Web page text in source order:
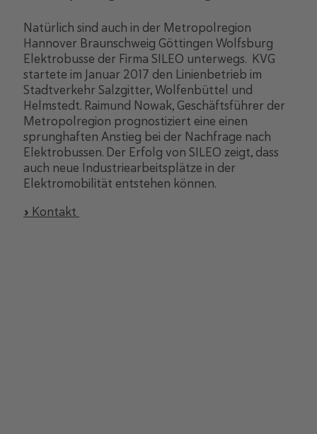
Natürlich sind auch in der Metropolregion
Hannover Braunschweig Göttingen Wolfsburg
Elektrobusse der Firma SILEO unterwegs. KVG
startete im Januar 2017 den Linienbetrieb im
Stadtverkehr Salzgitter, Wolfenbüttel und
Helmstedt. Raimund Nowak, Geschäftsführer der
Metropolregion prognostiziert eine einen
sprunghaften Anstieg bei der Nachfrage nach
Elektrobussen. Der Erfolg von SILEO zeigt, dass
auch neue Industriearbeitsplätze in der
Elektromobilität entstehen können.
» Kontakt